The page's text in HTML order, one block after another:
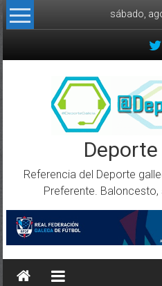
Skip to content
sábado,
Referencia del Deporte
Preferente.